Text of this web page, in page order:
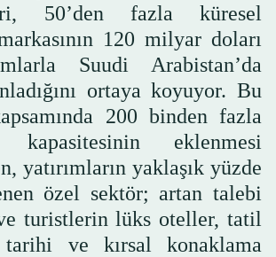
50’den fazla küresel
120 milyar doları
Suudi Arabistan’da
ortaya koyuyor. Bu
200 binden fazla
eklenmesi
yatırımların yaklaşık yüzde
özel sektör; artan talebi
turistlerin lüks oteller, tatil
ve kırsal konaklama